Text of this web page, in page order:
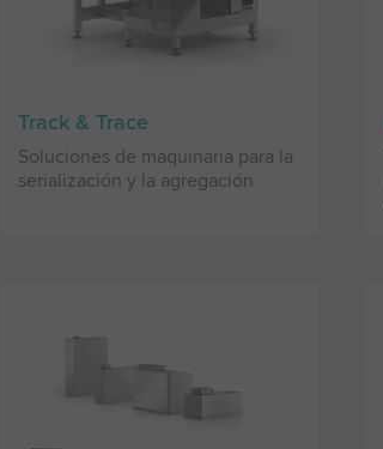
Track & Trace
Soluciones de maquinaria para la
serialización y la agregación